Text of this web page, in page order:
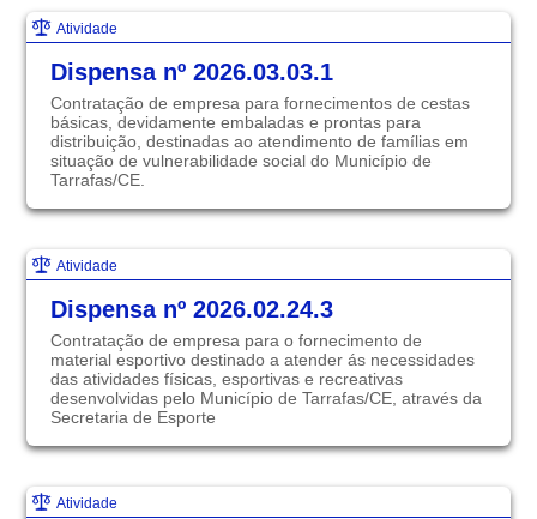
Atividade
Dispensa nº 2026.03.03.1
Contratação de empresa para fornecimentos de cestas
básicas, devidamente embaladas e prontas para
distribuição, destinadas ao atendimento de famílias em
situação de vulnerabilidade social do Município de
Tarrafas/CE.
Atividade
Dispensa nº 2026.02.24.3
Contratação de empresa para o fornecimento de
material esportivo destinado a atender ás necessidades
das atividades físicas, esportivas e recreativas
desenvolvidas pelo Município de Tarrafas/CE, através da
Secretaria de Esporte
Atividade